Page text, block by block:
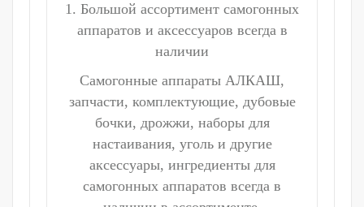
1. Большой ассортимент самогонных
аппаратов и аксессуаров всегда в
наличии
Самогонные аппараты АЛКАШ,
запчасти, комплектующие, дубовые
бочки, дрожжи, наборы для
настаивания, уголь и другие
аксессуары, ингредиенты для
самогонных аппаратов всегда в